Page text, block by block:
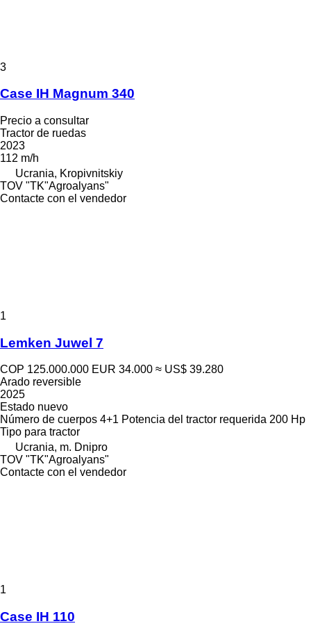
3
Case IH Magnum 340
Precio a consultar
Tractor de ruedas
2023
112 m/h
Ucrania, Kropivnitskiy
TOV "TK"Agroalyans"
Contacte con el vendedor
1
Lemken Juwel 7
COP 125.000.000 EUR 34.000 ≈ US$ 39.280
Arado reversible
2025
Estado nuevo
Número de cuerpos 4+1 Potencia del tractor requerida 200 Hp
Tipo para tractor
Ucrania, m. Dnipro
TOV "TK"Agroalyans"
Contacte con el vendedor
1
Case IH 110